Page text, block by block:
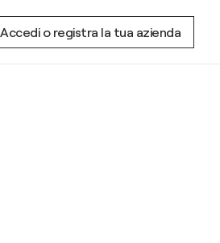
Accedi o registra la tua azienda